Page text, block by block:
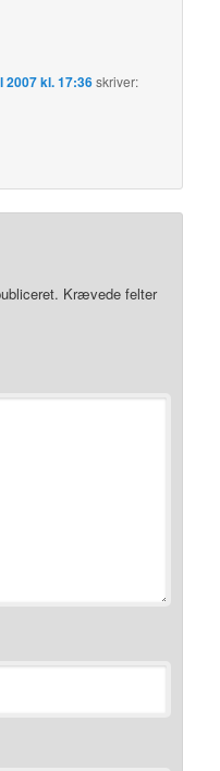
2007 kl. 17:36skriver:
Krævede felter